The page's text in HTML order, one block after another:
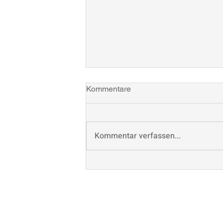
Kommentare
Kommentar verfassen...